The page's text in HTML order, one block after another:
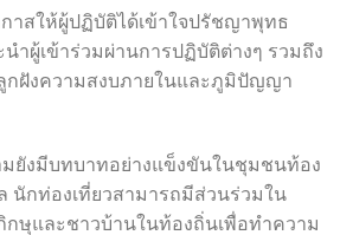
าสให้ผู้ปฏิบัติได้เข้าใจปรัชญาพุทธ
ผู้เข้าร่วมผ่านการปฏิบัติต่างๆ รวมถึง
กฝังความสงบภายในและภูมิปัญญา
ยังมีบทบาทอย่างแข็งขันในชุมชนท้อง
นักท่องเที่ยวสามารถมีส่วนร่วมใน
ษุและชาวบ้านในท้องถิ่นเพื่อทำความ